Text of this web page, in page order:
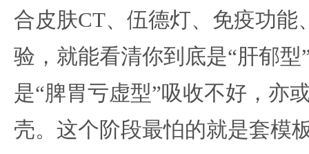
合皮肤CT、伍德灯、免疫功能
验，就能看清你到底是“肝郁型
是“脾胃亏虚型”吸收不好，亦
壳。这个阶段最怕的就是套模